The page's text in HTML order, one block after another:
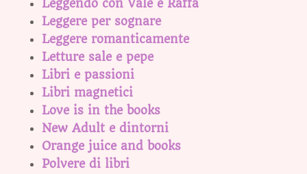
Leggendo con Vale e Raffa
Leggere per sognare
Leggere romanticamente
Letture sale e pepe
Libri e passioni
Libri magnetici
Love is in the books
New Adult e dintorni
Orange juice and books
Polvere di libri